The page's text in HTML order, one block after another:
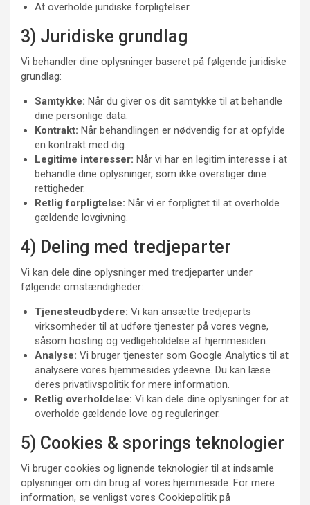
At overholde juridiske forpligtelser.
3) Juridiske grundlag
Vi behandler dine oplysninger baseret på følgende juridiske
grundlag:
Samtykke: Når du giver os dit samtykke til at behandle
dine personlige data.
Kontrakt: Når behandlingen er nødvendig for at opfylde
en kontrakt med dig.
Legitime interesser: Når vi har en legitim interesse i at
behandle dine oplysninger, som ikke overstiger dine
rettigheder.
Retlig forpligtelse: Når vi er forpligtet til at overholde
gældende lovgivning.
4) Deling med tredjeparter
Vi kan dele dine oplysninger med tredjeparter under
følgende omstændigheder:
Tjenesteudbydere: Vi kan ansætte tredjeparts
virksomheder til at udføre tjenester på vores vegne,
såsom hosting og vedligeholdelse af hjemmesiden.
Analyse: Vi bruger tjenester som Google Analytics til at
analysere vores hjemmesides ydeevne. Du kan læse
deres privatlivspolitik for mere information.
Retlig overholdelse: Vi kan dele dine oplysninger for at
overholde gældende love og reguleringer.
5) Cookies & sporings teknologier
Vi bruger cookies og lignende teknologier til at indsamle
oplysninger om din brug af vores hjemmeside. For mere
information, se venligst vores Cookiepolitik på